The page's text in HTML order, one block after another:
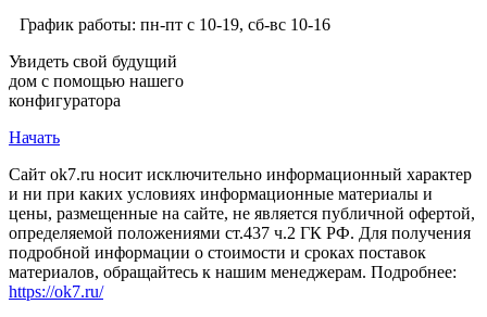
График работы: пн-пт с 10-19, сб-вс 10-16
Увидеть свой будущий
дом с помощью нашего
конфигуратора
Начать
Сайт ok7.ru носит исключительно информационный характер
и ни при каких условиях информационные материалы и
цены, размещенные на сайте, не является публичной офертой,
определяемой положениями ст.437 ч.2 ГК РФ. Для получения
подробной информации о стоимости и сроках поставок
материалов, обращайтесь к нашим менеджерам. Подробнее:
https://ok7.ru/